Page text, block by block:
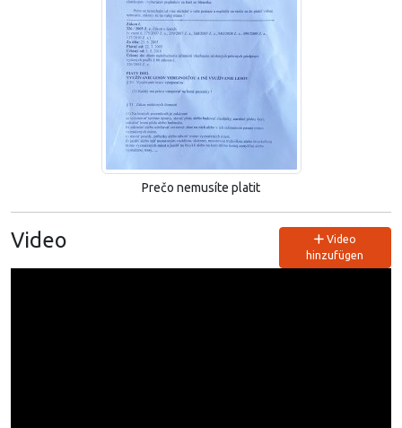
Prečo nemusíte platit
Video
Video
hinzufügen